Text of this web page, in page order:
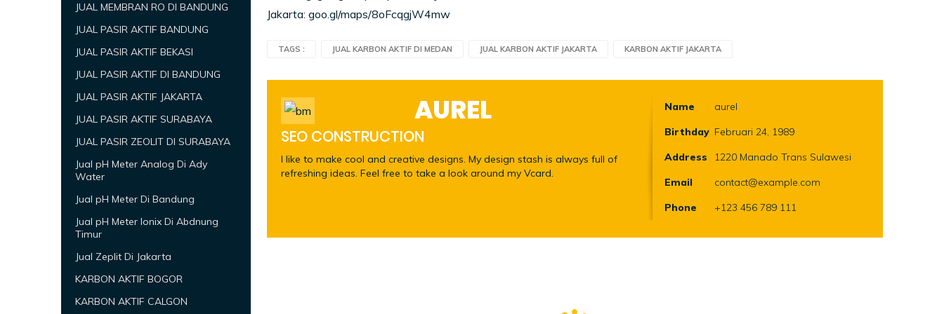
Jakarta: goo.gl/maps/8oFcqgjW4mw
TAGS : JUAL KARBON AKTIF DI MEDAN JUAL KARBON AKTIF JAKARTA KARBON AKTIF JAKARTA
AUREL
SEO CONSTRUCTION
I like to make cool and creative designs. My design stash is always full of
refreshing ideas. Feel free to take a look around my Vcard.
Name
aurel
Birthday Februari 24, 1989
Address
1220 Manado Trans Sulawesi
Email
contact@example.com
Phone
+123 456 789 111
JUAL MEMBRAN RO DI BANDUNG
JUAL PASIR AKTIF BANDUNG
JUAL PASIR AKTIF BEKASI
JUAL PASIR AKTIF DI BANDUNG
JUAL PASIR AKTIF JAKARTA
JUAL PASIR AKTIF SURABAYA
JUAL PASIR ZEOLIT DI SURABAYA
Jual pH Meter Analog Di Ady
Water
Jual pH Meter Di Bandung
Jual pH Meter Ionix Di Abdnung
Timur
Jual Zeplit Di Jakarta
KARBON AKTIF BOGOR
KARBON AKTIF CALGON